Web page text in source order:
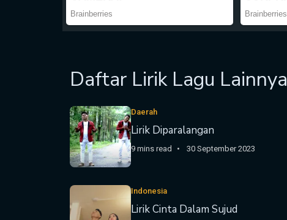
Daftar Lirik Lagu Lainnya
Daerah
Lirik Diparalangan
9 mins read 30 September 2023
Indonesia
Lirik Cinta Dalam Sujud